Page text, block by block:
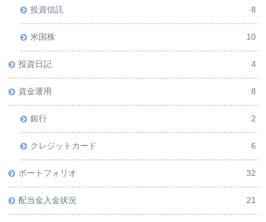
投資信託 8
米国株 10
投資日記 4
資金運用 8
銀行 2
クレジットカード 6
ポートフォリオ 32
配当金入金状況 21